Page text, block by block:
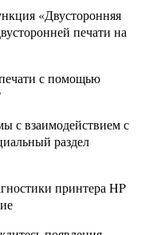
«Двусторонняя
печати на
с взаимодействием с
раздел